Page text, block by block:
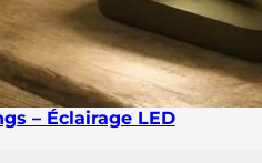
– Éclairage LED